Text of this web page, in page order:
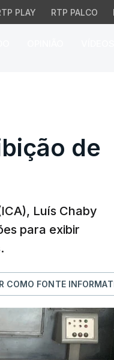
PLAY RTP PALCO
de
Luís Chaby
para exibir
COMO FONTE